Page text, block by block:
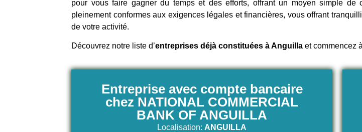
pour vous faire gagner du temps et des efforts, offrant un moyen simple de
pleinement conformes aux exigences légales et financières, vous offrant
de votre activité.
Découvrez notre liste d’entreprises déjà constituées à Anguilla et commencez
Entreprise avec compte bancaire
chez NATIONAL COMMERCIAL
BANK OF ANGUILLA
Localisation: ANGUILLA